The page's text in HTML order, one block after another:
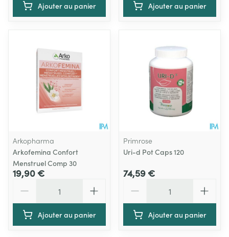
Ajouter au panier Ajouter au panier
Arkopharma
Arkofemina Confort
Menstruel Comp 30
19,90 €
Ajouter au panier
Primrose
Uri-d Pot Caps 120
74,59 €
Ajouter au panier